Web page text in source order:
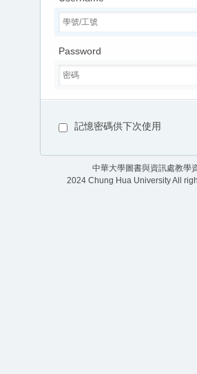
Password
記憶密碼供下次使用
中華大學圖書與資訊處教學
2024 Chung Hua University All